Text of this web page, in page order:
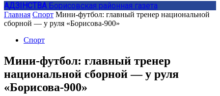
АДЗIНСТВА Борисовская районная газета
Главная Спорт Мини-футбол: главный тренер национальной
сборной — у руля «Борисова-900»
Спорт
Мини-футбол: главный тренер
национальной сборной — у руля
«Борисова-900»